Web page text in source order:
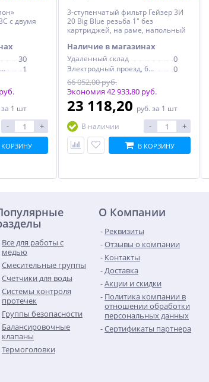
с двумя
30
Электродный проезд, 6с1
1
за 1 шт
- +
КОРЗИНУ
3-ступенчатый фильтр Гейзер 3И
20 Big Blue резьба 1" без
картриджей, на раме, напольный
Наличие в магазинах
Удаленный склад 0
Электродный проезд, 6с1
0
66 052,00 руб.
Экономия 42 933,80 руб.
23 118,20 руб. за 1 шт
В наличии
- +
В КОРЗИНУ
Все для работы с
медью
Смесительные группы
Счетчики для воды
Системы контроля
протечек
Группы безопасности
Балансировочные
клапаны
Термоголовки
О Компании
Реквизиты
Отзывы о компании
Контакты
Доставка
Акции и скидки
Политика компании в
отношении обработки
персональных данных
Сертификаты партнера